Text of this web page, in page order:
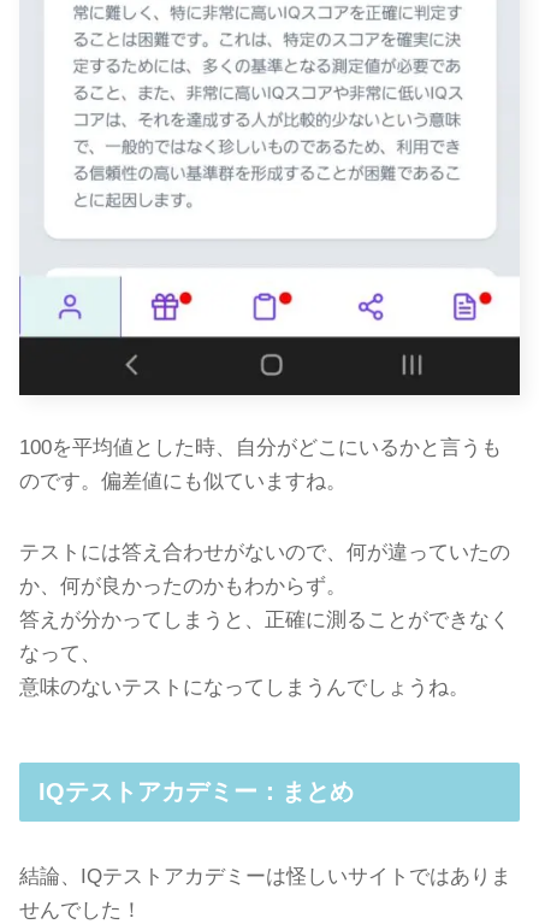
100を平均値とした時、自分がどこにいるかと言うも
のです。偏差値にも似ていますね。
テストには答え合わせがないので、何が違っていたの
か、何が良かったのかもわからず。
答えが分かってしまうと、正確に測ることができなく
なって、
意味のないテストになってしまうんでしょうね。
IQテストアカデミー：まとめ
結論、IQテストアカデミーは怪しいサイトではありま
せんでした！